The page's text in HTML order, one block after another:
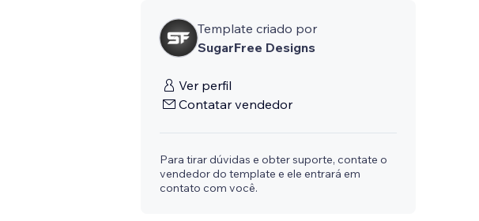
Template criado por
SugarFree Designs
Ver perfil
Contatar vendedor
Para tirar dúvidas e obter suporte, contate o
vendedor do template e ele entrará em
contato com você.